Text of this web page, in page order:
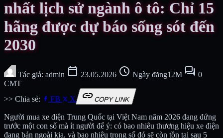
nhất lịch sử ngành ô tô: Chỉ 15
hãng được dự báo sống sót đến
2030
Tác giả: admin calendar_today 23.05.2026 schedule Ngày đăng12M forum 0
CMT
>> Chia sẻ:
FB X linkCOPY LINK
Người mua xe điện Trung Quốc tại Việt Nam năm 2026 đang đứng
trước một con số mà ít người để ý: có bao nhiêu thương hiệu xe điện
đang bán ngoài kia, và bao nhiêu trong số đó sẽ còn tồn tại sau 5